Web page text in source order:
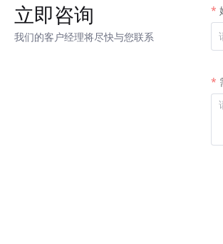
立即咨询
我们的客户经理将尽快与您联系